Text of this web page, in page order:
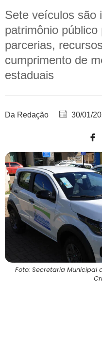
Sete veículos são
patrimônio público
parcerias,
cumprimento de
estaduais
Da Redação 30/01/
Foto: Secretaria Municipal